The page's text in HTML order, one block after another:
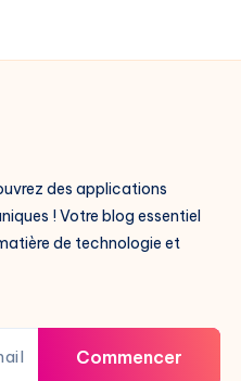
des applications
! Votre blog essentiel
de technologie et
Commencer